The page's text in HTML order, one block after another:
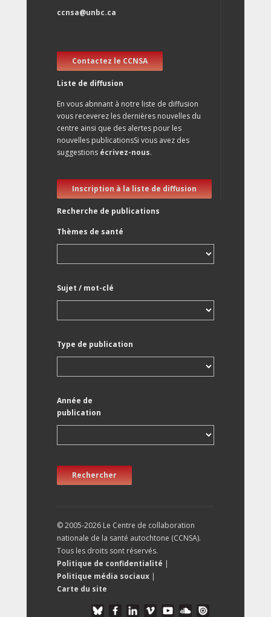
ccnsa@unbc.ca
Contactez le CCNSA
Liste de diffusion
En vous abnnant à notre liste de diffusion
vous receverez les dernières nouvelles du
centre ainsi que des alertes pour les
nouvelles publicationsSi vous avez des
suggestions écrivez-nous.
Inscription à la liste de diffusion
Recherche de publications
Thèmes de santé
Sujet / mot-clé
Type de publication
Année de
publication
Rechercher
© 2005-2026 Le Centre de collaboration
nationale de la santé autochtone (CCNSA).
Tous les droits sont réservés.
Politique de confidentialité |
Politique média sociaux |
Carte du site